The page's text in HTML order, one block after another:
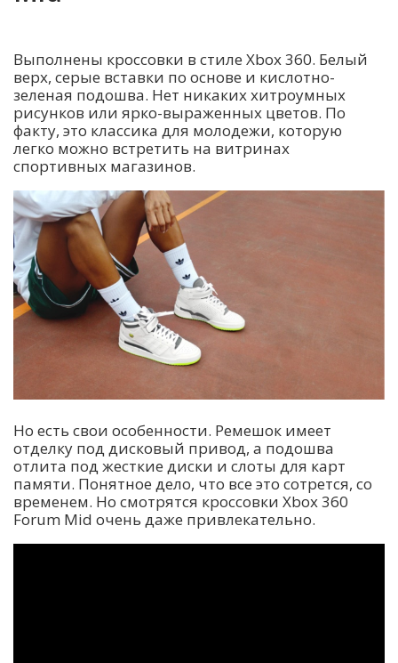
Выполнены кроссовки в стиле Xbox 360. Белый
верх, серые вставки по основе и кислотно-
зеленая подошва. Нет никаких хитроумных
рисунков или ярко-выраженных цветов. По
факту, это классика для молодежи, которую
легко можно встретить на витринах
спортивных магазинов.
Но есть свои особенности. Ремешок имеет
отделку под дисковый привод, а подошва
отлита под жесткие диски и слоты для карт
памяти. Понятное дело, что все это сотрется, со
временем. Но смотрятся кроссовки Xbox 360
Forum Mid очень даже привлекательно.